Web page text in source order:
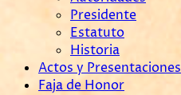
Presidente
Estatuto
Historia
Actos y Presentaciones
Faja de Honor